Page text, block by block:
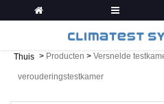
Thuis > Producten > Versnelde
verouderingstestkamer